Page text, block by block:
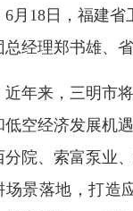
18日，福建省卫
总经理郑书雄、
来，三明市将
低空经济发展机
分院、索富泵业
场景落地，打造